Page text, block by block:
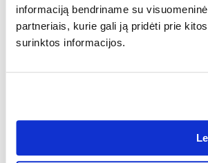
informaciją bendriname su
partneriais, kurie gali ją pridėti prie
surinktos informacijos.
PREKIŲ LINIJA:
ROYAL CANIN Dog
support
GAMINTOJAS: ROYAL CANIN